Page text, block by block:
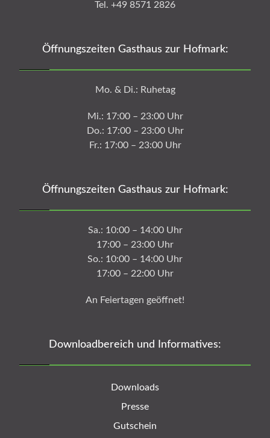
Tel. +49 8571 2826
Öffnungszeiten Gasthaus zur Hofmark:
Mo. & Di.: Ruhetag
Mi.: 17:00 – 23:00 Uhr
Do.: 17:00 – 23:00 Uhr
Fr.: 17:00 – 23:00 Uhr
Öffnungszeiten Gasthaus zur Hofmark:
Sa.: 10:00 – 14:00 Uhr
17:00 – 23:00 Uhr
So.: 10:00 – 14:00 Uhr
17:00 – 22:00 Uhr
An Feiertagen geöffnet!
Downloadbereich und Informatives:
Downloads
Presse
Gutschein